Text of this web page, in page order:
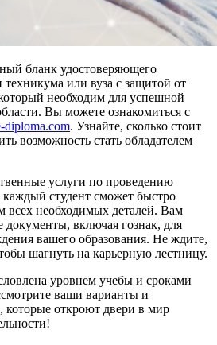
бланк удостоверяющего
или вуза с защитой от
необходим для успешной
Вы можете ознакомиться с
diploma.com. Узнайте, сколько стоит
возможность стать обладателем
услуги по проведению
студент сможет быстро
всех необходимых деталей. Вам
документы, включая гознак, для
вашего образования. Не ждите,
шагнуть на карьерную лестницу.
уровнем учебы и сроками
ваши варианты и
которые откроют двери в мир